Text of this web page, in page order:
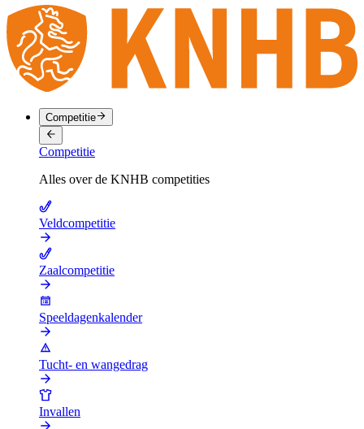
Competitie
Competitie
Alles over de KNHB competities
Veldcompetitie
Zaalcompetitie
Speeldagenkalender
Tucht- en wangedrag
Invallen